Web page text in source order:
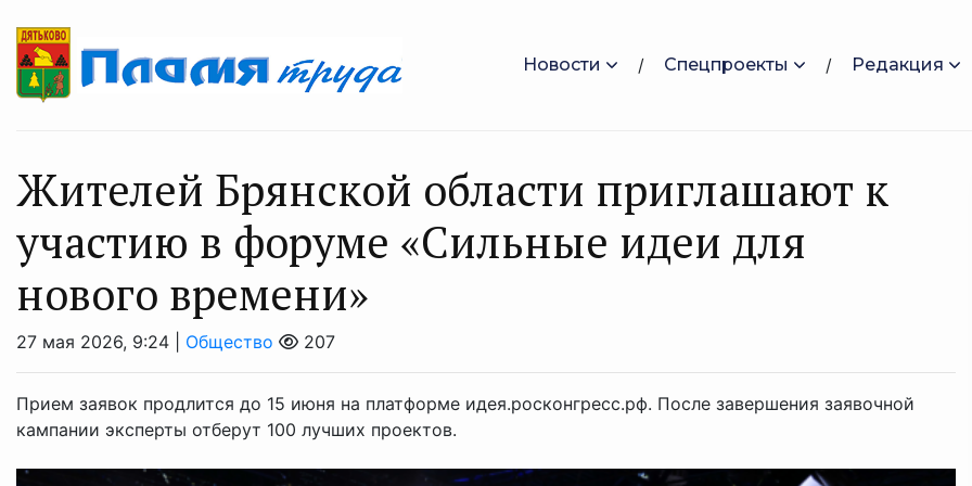
Новости Спецпроекты Редакция
Жителей Брянской области приглашают к
участию в форуме «Сильные идеи для
нового времени»
27 мая 2026, 9:24 | Общество 207
Прием заявок продлится до 15 июня на платформе идея.росконгресс.рф. После завершения заявочной
кампании эксперты отберут 100 лучших проектов.